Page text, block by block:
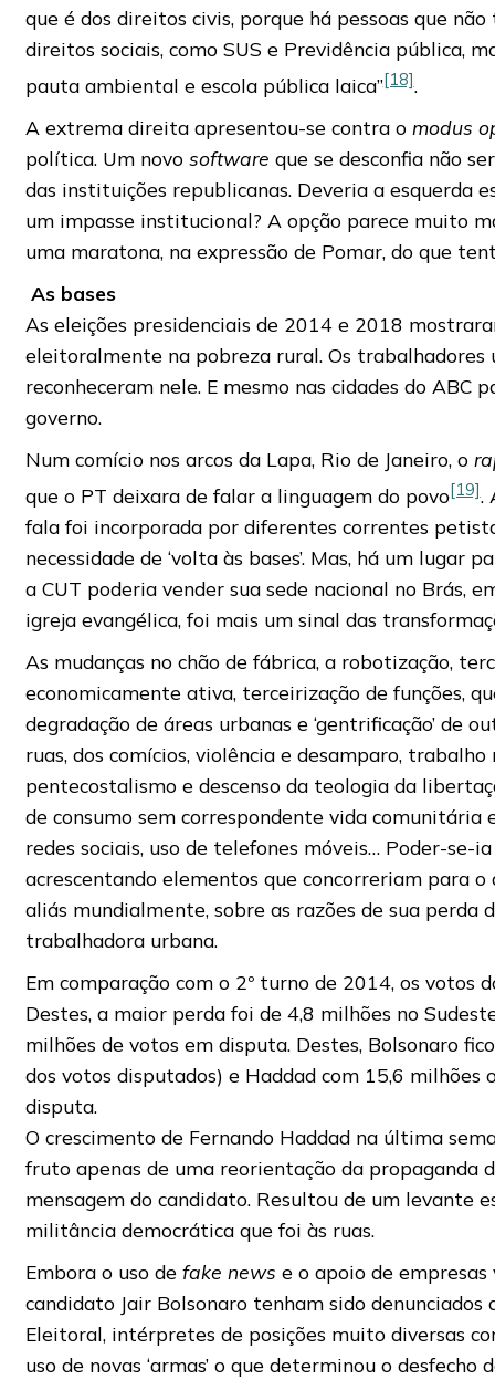
que é dos direitos civis, porque há pessoas que
direitos sociais, como SUS e Previdência pública,
pauta ambiental e escola pública laica”[18].
A extrema direita apresentou-se contra o modus
política. Um novo software que se desconfia não
das instituições republicanas. Deveria a esquerda
um impasse institucional? A opção parece muito
uma maratona, na expressão de Pomar, do que
As bases
As eleições presidenciais de 2014 e 2018
eleitoralmente na pobreza rural. Os trabalhadores
reconheceram nele. E mesmo nas cidades do ABC
governo.
Num comício nos arcos da Lapa, Rio de Janeiro, o
que o PT deixara de falar a linguagem do povo[19].
fala foi incorporada por diferentes correntes
necessidade de ‘volta às bases’. Mas, há um lugar
a CUT poderia vender sua sede nacional no Brás,
igreja evangélica, foi mais um sinal das
As mudanças no chão de fábrica, a robotização,
economicamente ativa, terceirização de funções,
degradação de áreas urbanas e ‘gentrificação’ de
ruas, dos comícios, violência e desamparo,
pentecostalismo e descenso da teologia da
de consumo sem correspondente vida comunitária
redes sociais, uso de telefones móveis… Poder-se-
acrescentando elementos que concorreriam para o
aliás mundialmente, sobre as razões de sua perda
trabalhadora urbana.
Em comparação com o 2º turno de 2014, os votos
Destes, a maior perda foi de 4,8 milhões no
milhões de votos em disputa. Destes, Bolsonaro
dos votos disputados) e Haddad com 15,6 milhões
disputa.
O crescimento de Fernando Haddad na última
fruto apenas de uma reorientação da propaganda
mensagem do candidato. Resultou de um levante
militância democrática que foi às ruas.
Embora o uso de fake news e o apoio de
candidato Jair Bolsonaro tenham sido denunciados
Eleitoral, intérpretes de posições muito diversas
uso de novas ‘armas’ o que determinou o desfecho